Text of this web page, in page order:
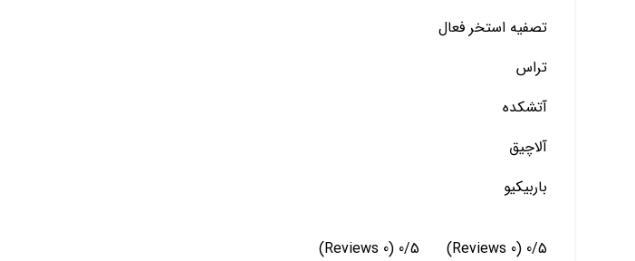
تصفیه استخر فعال
تراس
آتشکده
آلاچیق
باربیکیو
0/5
(0 Reviews)
0/5
(0 Reviews)